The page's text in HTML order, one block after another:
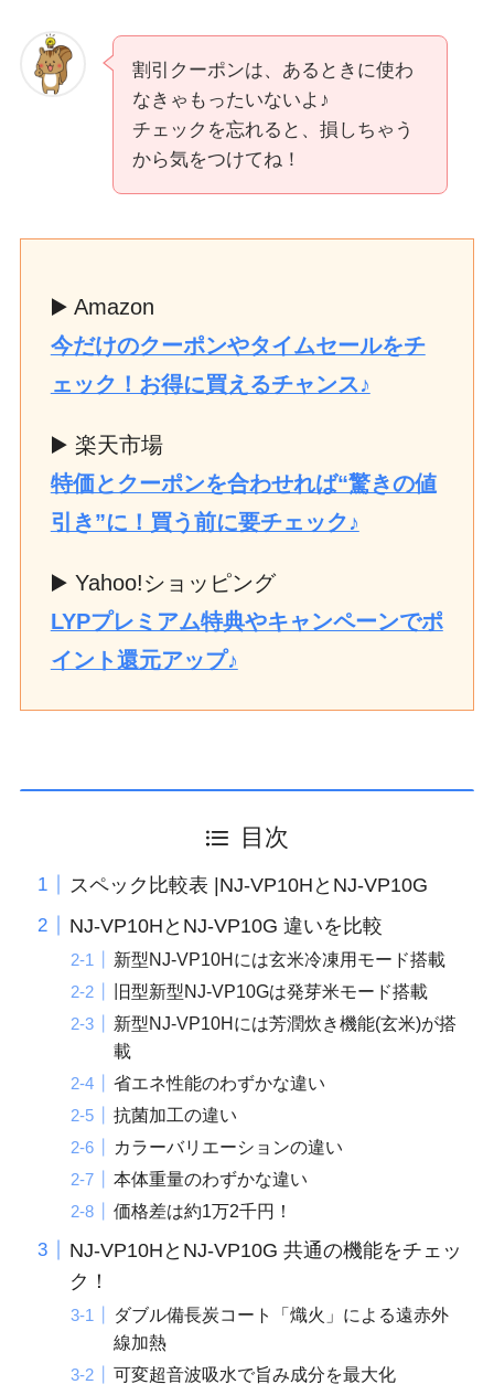
割引クーポンは、あるときに使わ
なきゃもったいないよ♪
チェックを忘れると、損しちゃう
から気をつけてね！
▶️ Amazon
今だけのクーポンやタイムセールをチ
ェック！お得に買えるチャンス♪
▶️ 楽天市場
特価とクーポンを合わせれば“驚きの値
引き”に！買う前に要チェック♪
▶️ Yahoo!ショッピング
LYPプレミアム特典やキャンペーンでポ
イント還元アップ♪
目次
スペック比較表 |NJ-VP10HとNJ-VP10G
NJ-VP10HとNJ-VP10G 違いを比較
新型NJ-VP10Hには玄米冷凍用モード搭載
旧型新型NJ-VP10Gは発芽米モード搭載
新型NJ-VP10Hには芳潤炊き機能(玄米)が搭
載
省エネ性能のわずかな違い
抗菌加工の違い
カラーバリエーションの違い
本体重量のわずかな違い
価格差は約1万2千円！
NJ-VP10HとNJ-VP10G 共通の機能をチェッ
ク！
ダブル備長炭コート「熾火」による遠赤外
線加熱
可変超音波吸水で旨み成分を最大化